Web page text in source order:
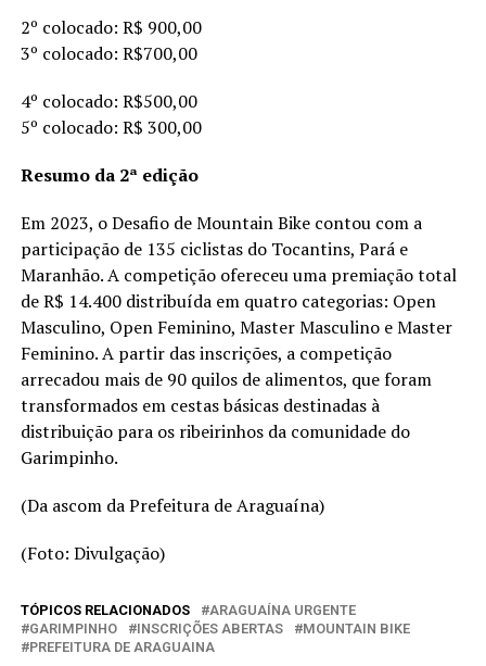
2º colocado: R$ 900,00
3º colocado: R$700,00
4º colocado: R$500,00
5º colocado: R$ 300,00
Resumo da 2ª edição
Em 2023, o Desafio de Mountain Bike contou com a
participação de 135 ciclistas do Tocantins, Pará e
Maranhão. A competição ofereceu uma premiação total
de R$ 14.400 distribuída em quatro categorias: Open
Masculino, Open Feminino, Master Masculino e Master
Feminino. A partir das inscrições, a competição
arrecadou mais de 90 quilos de alimentos, que foram
transformados em cestas básicas destinadas à
distribuição para os ribeirinhos da comunidade do
Garimpinho.
(Da ascom da Prefeitura de Araguaína)
(Foto: Divulgação)
TÓPICOS RELACIONADOS
ARAGUAÍNA URGENTE
GARIMPINHO
INSCRIÇÕES ABERTAS
MOUNTAIN BIKE
PREFEITURA DE ARAGUAINA